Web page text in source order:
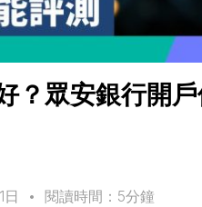
？眾安銀行開
• 閱讀時間：5分鐘